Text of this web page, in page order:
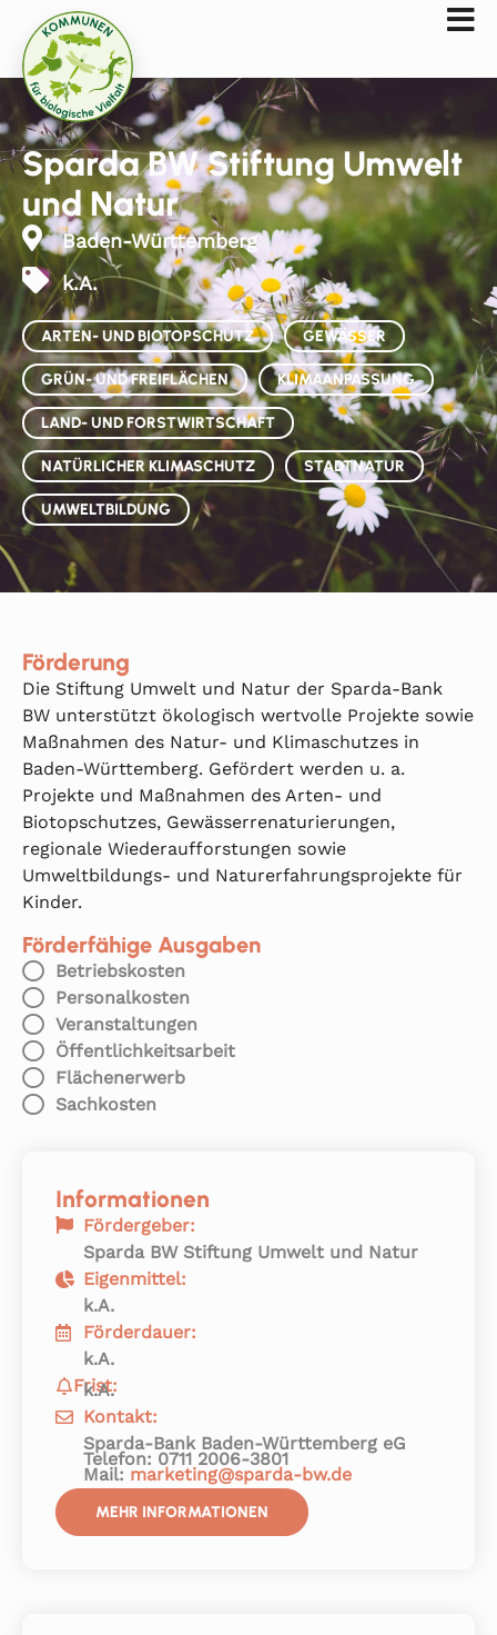
Sparda BW Stiftung Umwelt
und Natur
Baden-Württemberg
k.A.
ARTEN- UND BIOTOPSCHUTZ GEWÄSSER
GRÜN- UND FREIFLÄCHEN KLIMAANPASSUNG
LAND- UND FORSTWIRTSCHAFT
NATÜRLICHER KLIMASCHUTZ STADTNATUR
UMWELTBILDUNG
Förderung
Die Stiftung Umwelt und Natur der Sparda-Bank
BW unterstützt ökologisch wertvolle Projekte sowie
Maßnahmen des Natur- und Klimaschutzes in
Baden-Württemberg. Gefördert werden u. a.
Projekte und Maßnahmen des Arten- und
Biotopschutzes, Gewässerrenaturierungen,
regionale Wiederaufforstungen sowie
Umweltbildungs- und Naturerfahrungsprojekte für
Kinder.
Förderfähige Ausgaben
Betriebskosten
Personalkosten
Veranstaltungen
Öffentlichkeitsarbeit
Flächenerwerb
Sachkosten
Informationen
Fördergeber:
Sparda BW Stiftung Umwelt und Natur
Eigenmittel:
k.A.
Förderdauer:
k.A.
Frist:
k.A.
Kontakt:
Sparda-Bank Baden-Württemberg eG
Telefon: 0711 2006-3801
Mail: marketing@sparda-bw.de
MEHR INFORMATIONEN